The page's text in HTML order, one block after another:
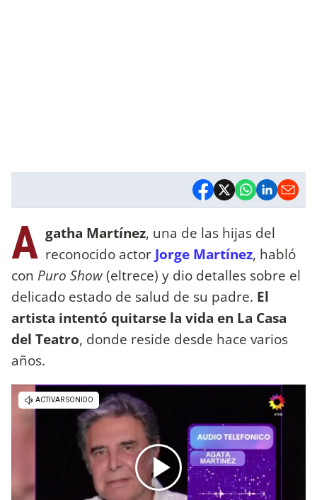
A gatha Martínez, una de las hijas del
reconocido actor Jorge Martínez, habló
con Puro Show(eltrece) y dio detalles sobre el
delicado estado de salud de su padre. El
artista intentó quitarse la vida en La Casa
del Teatro, donde reside desde hace varios
años.